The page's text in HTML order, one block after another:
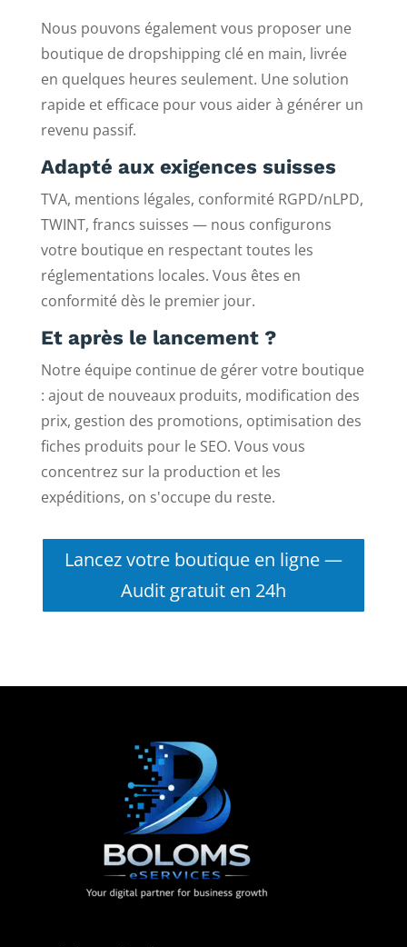
Nous pouvons également vous proposer une
boutique de dropshipping clé en main, livrée
en quelques heures seulement. Une solution
rapide et efficace pour vous aider à générer un
revenu passif.
Adapté aux exigences suisses
TVA, mentions légales, conformité RGPD/nLPD,
TWINT, francs suisses — nous configurons
votre boutique en respectant toutes les
réglementations locales. Vous êtes en
conformité dès le premier jour.
Et après le lancement ?
Notre équipe continue de gérer votre boutique
: ajout de nouveaux produits, modification des
prix, gestion des promotions, optimisation des
fiches produits pour le SEO. Vous vous
concentrez sur la production et les
expéditions, on s'occupe du reste.
Lancez votre boutique en ligne —
Audit gratuit en 24h